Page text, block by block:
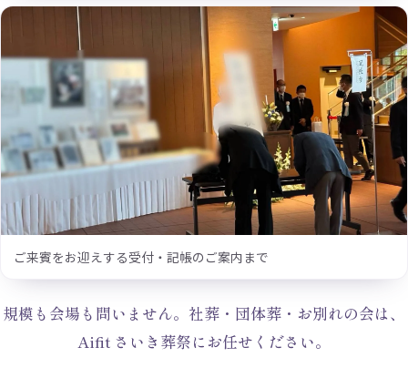
ご来賓をお迎えする受付・記帳のご案内まで
規模も会場も問いません。社葬・団体葬・お別れの会は、
Aifit さいき葬祭にお任せください。